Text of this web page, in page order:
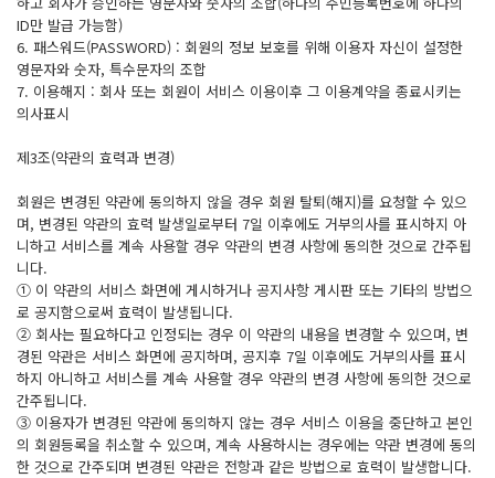
ID만 발급 가능함)
6. 패스워드(PASSWORD) : 회원의 정보 보호를 위해 이용자 자신이 설정한
영문자와 숫자, 특수문자의 조합
7. 이용해지 : 회사 또는 회원이 서비스 이용이후 그 이용계약을 종료시키는
의사표시
제3조(약관의 효력과 변경)
회원은 변경된 약관에 동의하지 않을 경우 회원 탈퇴(해지)를 요청할 수 있으
며, 변경된 약관의 효력 발생일로부터 7일 이후에도 거부의사를 표시하지 아
니하고 서비스를 계속 사용할 경우 약관의 변경 사항에 동의한 것으로 간주됩
니다.
① 이 약관의 서비스 화면에 게시하거나 공지사항 게시판 또는 기타의 방법으
로 공지함으로써 효력이 발생됩니다.
② 회사는 필요하다고 인정되는 경우 이 약관의 내용을 변경할 수 있으며, 변
경된 약관은 서비스 화면에 공지하며, 공지후 7일 이후에도 거부의사를 표시
하지 아니하고 서비스를 계속 사용할 경우 약관의 변경 사항에 동의한 것으로
간주됩니다.
③ 이용자가 변경된 약관에 동의하지 않는 경우 서비스 이용을 중단하고 본인
의 회원등록을 취소할 수 있으며, 계속 사용하시는 경우에는 약관 변경에 동의
한 것으로 간주되며 변경된 약관은 전항과 같은 방법으로 효력이 발생합니다.